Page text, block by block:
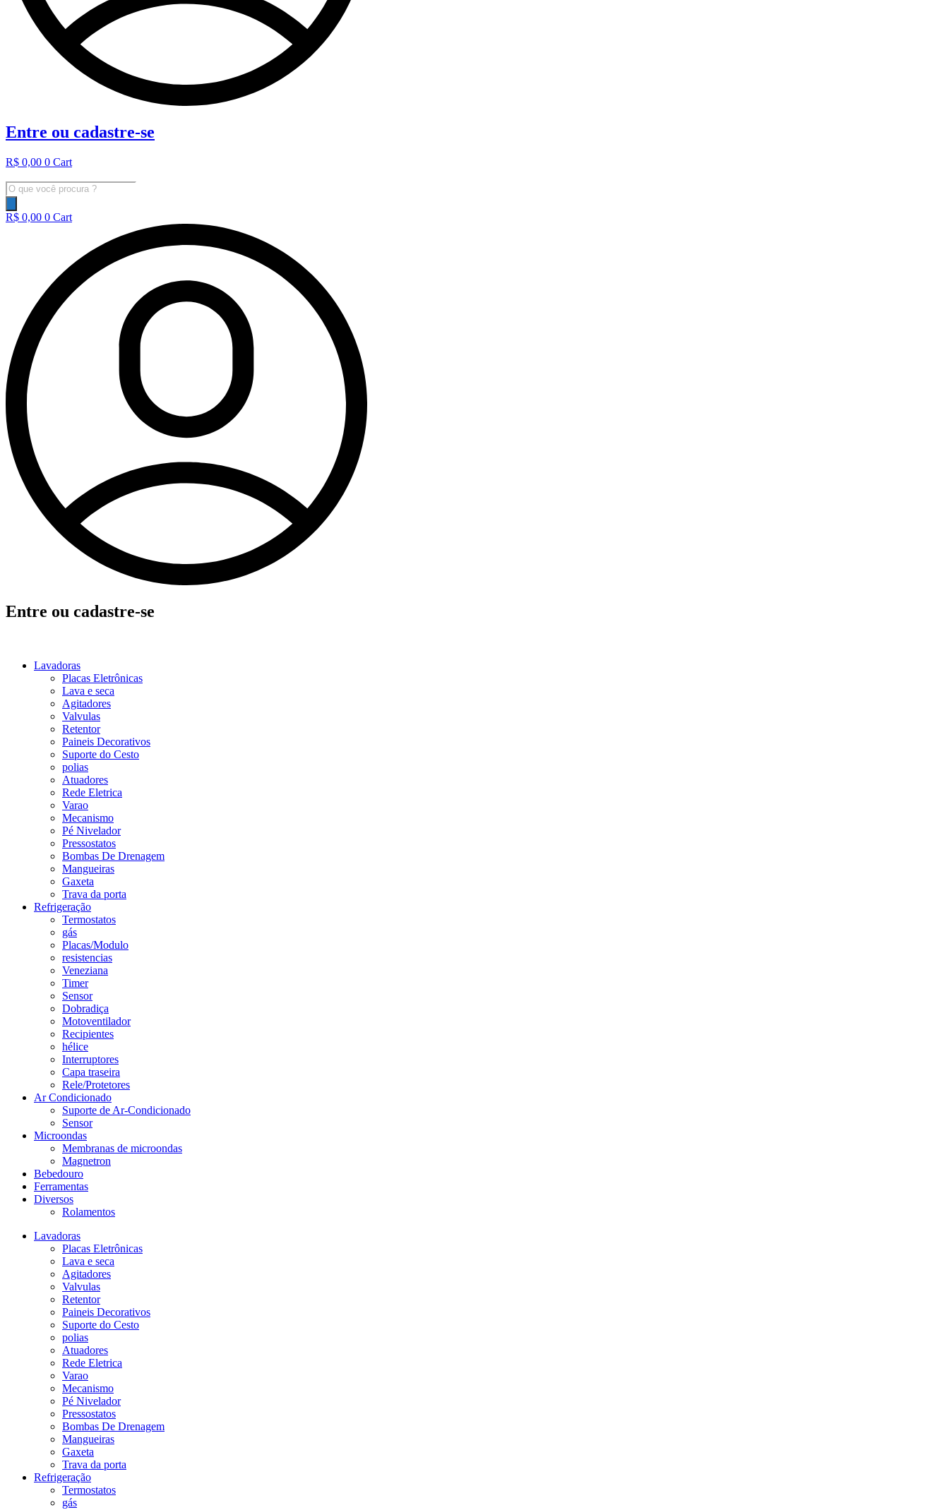
Entre ou cadastre-se
R$ 0,00 0 Cart
Pesquisar
produtos
R$ 0,00 0 Cart
Entre ou cadastre-se
Lavadoras
Placas Eletrônicas
Lava e seca
Agitadores
Valvulas
Retentor
Paineis Decorativos
Suporte do Cesto
polias
Atuadores
Rede Eletrica
Varao
Mecanismo
Pé Nivelador
Pressostatos
Bombas De Drenagem
Mangueiras
Gaxeta
Trava da porta
Refrigeração
Termostatos
gás
Placas/Modulo
resistencias
Veneziana
Timer
Sensor
Dobradiça
Motoventilador
Recipientes
hélice
Interruptores
Capa traseira
Rele/Protetores
Ar Condicionado
Suporte de Ar-Condicionado
Sensor
Microondas
Membranas de microondas
Magnetron
Bebedouro
Ferramentas
Diversos
Rolamentos
Lavadoras
Placas Eletrônicas
Lava e seca
Agitadores
Valvulas
Retentor
Paineis Decorativos
Suporte do Cesto
polias
Atuadores
Rede Eletrica
Varao
Mecanismo
Pé Nivelador
Pressostatos
Bombas De Drenagem
Mangueiras
Gaxeta
Trava da porta
Refrigeração
Termostatos
gás